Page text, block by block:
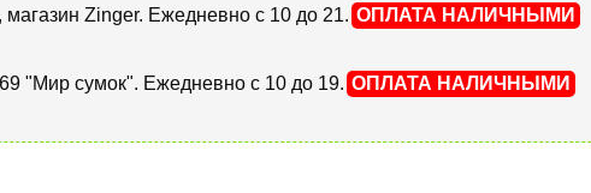
Zinger. Ежедневно с 10 до 21. ОПЛАТА НАЛИЧНЫМИ
"Мир сумок". Ежедневно с 10 до 19. ОПЛАТА НАЛИЧНЫМИ